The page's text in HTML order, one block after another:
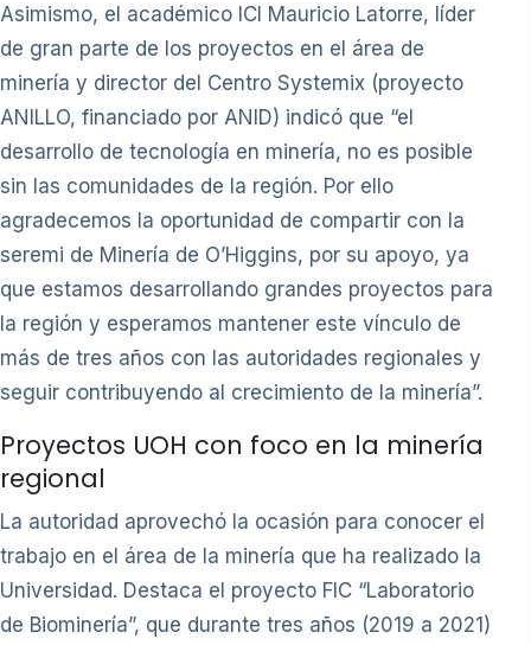
Asimismo, el académico ICI Mauricio Latorre, líder
de gran parte de los proyectos en el área de
minería y director del Centro Systemix (proyecto
ANILLO, financiado por ANID) indicó que “el
desarrollo de tecnología en minería, no es posible
sin las comunidades de la región. Por ello
agradecemos la oportunidad de compartir con la
seremi de Minería de O’Higgins, por su apoyo, ya
que estamos desarrollando grandes proyectos para
la región y esperamos mantener este vínculo de
más de tres años con las autoridades regionales y
seguir contribuyendo al crecimiento de la minería”.
Proyectos UOH con foco en la minería
regional
La autoridad aprovechó la ocasión para conocer el
trabajo en el área de la minería que ha realizado la
Universidad. Destaca el proyecto FIC “Laboratorio
de Biominería”, que durante tres años (2019 a 2021)